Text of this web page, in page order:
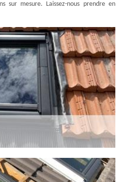
sur mesure. Laissez-nous prendre en